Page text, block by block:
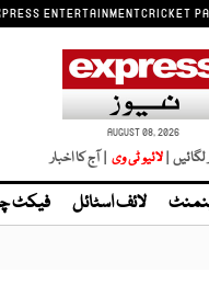
ENTERTAINMENTCRICKET
AUGUST 08, 2026
لگائیں | | آج کا اخبار
لائف اسٹائل فیکٹ